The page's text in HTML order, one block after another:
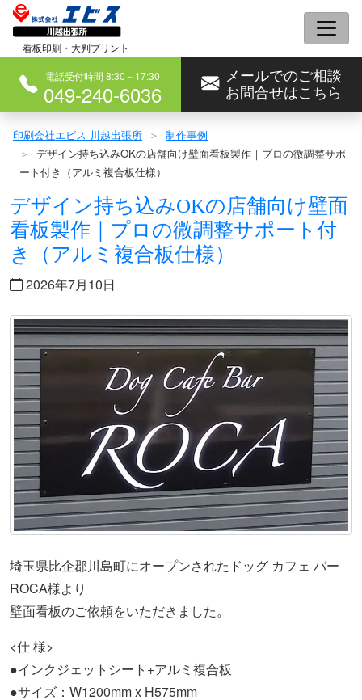
テ
看板印刷・大判プリント
電話受付時間 8:30～17:30
049-240-6036
メールでのご相談
お問合せはこちら
印刷会社エビス 川越出張所
制作事例
デザイン持ち込みOKの店舗向け壁面看板製作｜プロの微調整サポ
ート付き（アルミ複合板仕様）
デザイン持ち込みOKの店舗向け壁面
看板製作｜プロの微調整サポート付
き（アルミ複合板仕様）
2026年7月10日
埼玉県比企郡川島町にオープンされたドッグ カフェ バー
ROCA様より
壁面看板のご依頼をいただきました。
<仕 様>
●インクジェットシート+アルミ複合板
●サイズ：W1200mm x H575mm